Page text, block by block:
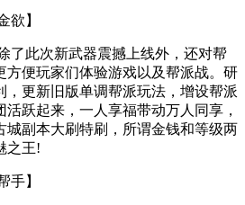
欲】
了此次新武器震撼上线外，还对帮
方便玩家们体验游戏以及帮派战。研
，更新旧版单调帮派玩法，增设帮派
跃起来，一人享福带动万人同享，
城副本大刷特刷，所谓金钱和等级两
之王!
手】